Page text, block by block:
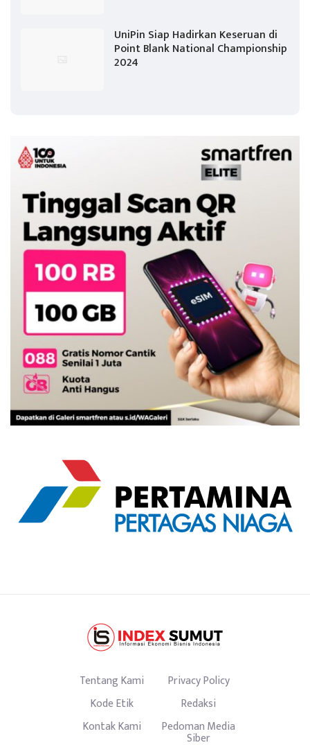
UniPin Siap Hadirkan Keseruan di
Point Blank National Championship
2024
Tentang Kami
Privacy Policy
Kode Etik
Redaksi
Kontak Kami
Pedoman Media
Siber